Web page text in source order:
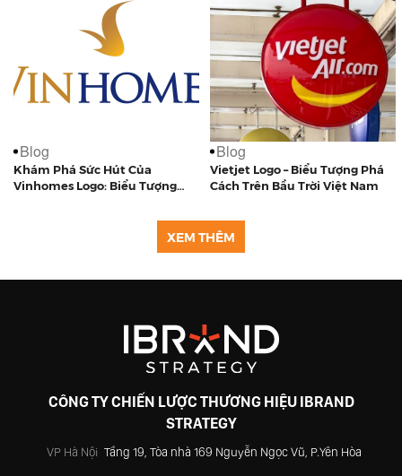
Blog
Khám Phá Sức Hút Của
Vinhomes Logo: Biểu Tượng
Blog
Vietjet Logo – Biểu Tượng Phá
Cách Trên Bầu Trời Việt Nam
XEM THÊM
CÔNG TY CHIẾN LƯỢC THƯƠNG HIỆU IBRAND
STRATEGY
VP Hà Nội Tầng 19, Tòa nhà 169 Nguyễn Ngọc Vũ, P.Yên Hòa